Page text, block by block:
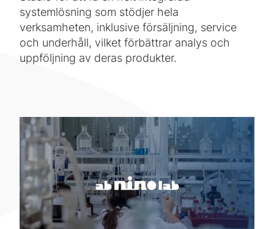
systemlösning som stödjer hela
verksamheten, inklusive försäljning, service
och underhåll, vilket förbättrar analys och
uppföljning av deras produkter.